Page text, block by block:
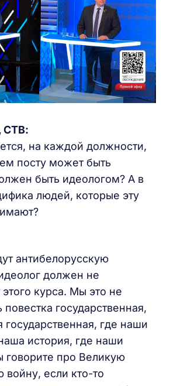
СТВ:
на каждой должности,
посту может быть
быть идеологом? А в
людей, которые эту
антибелорусскую
должен не
этого курса. Мы это не
государственная,
государственная, где наши
история, где наши
говорите про Великую
войну, если кто-то